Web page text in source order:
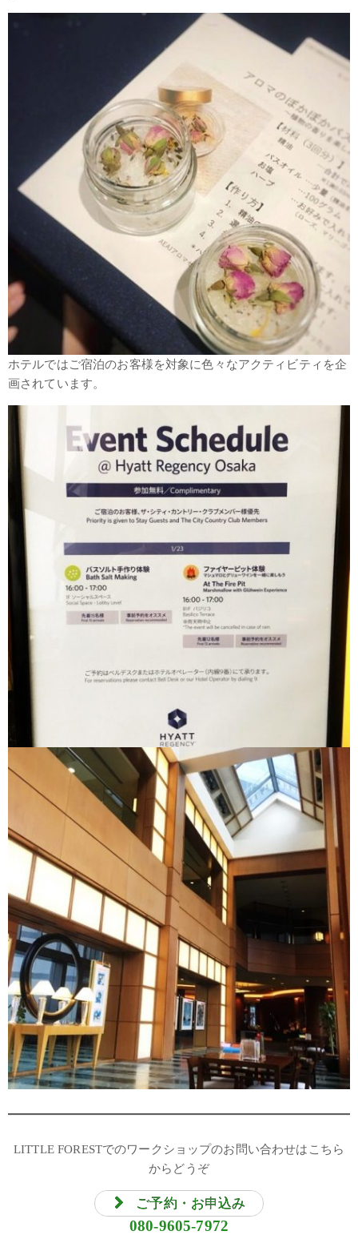
ホテルではご宿泊のお客様を対象に色々なアクティビティを企
画されています。
LITTLE FORESTでのワークショップのお問い合わせはこちら
からどうぞ
ご予約・お申込み
080-9605-7972